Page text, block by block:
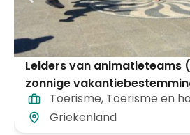
Leiders van
zonnige
Griekenland
Toerisme, Toerisme en
Griekenland